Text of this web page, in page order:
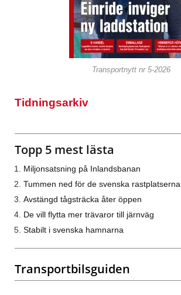
Transportnytt nr 5-2026
Tidningsarkiv
Topp 5 mest lästa
Miljonsatsning på Inlandsbanan
Tummen ned för de svenska rastplatserna
Avstängd tågsträcka åter öppen
De vill flytta mer trävaror till järnväg
Stabilt i svenska hamnarna
Transportbilsguiden